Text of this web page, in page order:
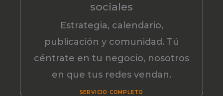
sociales
Estrategia, calendario,
publicación y comunidad. Tú
céntrate en tu negocio, nosotros
en que tus redes vendan.
SERVICIO COMPLETO